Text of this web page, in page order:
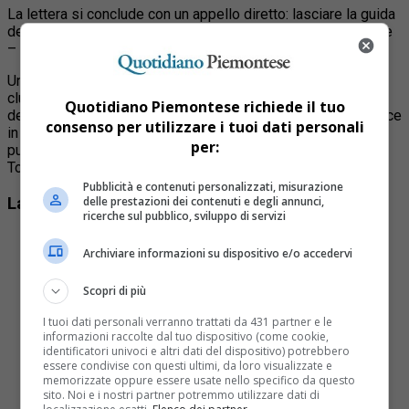
La lettera si conclude con un appello diretto: lasciare la guida
del Torino «con più stile» rispetto a come – secondo l’autore
– era iniziata l’avventura sotto la Mole oltre vent’anni fa.
Un messaggio che riflette la tensione crescente attorno al
club granata. In attesa di eventuali repliche ufficiali da parte
del presidente Cairo o della società, il documento si inserisce
in un dibattito che da tempo divide tifoseria, opinione
pubblica e addetti ai lavori sul presente e sul futuro del
Torino.
La lettera aperta di Marengo a Cairo
Egr. dott.Urbano Cairo,
sono a inviarle queste poche righe, che penso
Mondo Granata, per palesarle come la sua
presenza ai vertici del Torino FC sia ormai
divenuta esclusiva fonte di diffuso malessere.
Malessere in primis per lei, ormai additato al
ludibrio nella maggior parte degli Stadi d’Italia e
fatto sin’anche oggetto di scritte ingiuriose su
muri, strade e cartellonistica del suo paese
Quotidiano Piemontese richiede il tuo
consenso per utilizzare i tuoi dati personali
per:
Pubblicità e contenuti personalizzati, misurazione
delle prestazioni dei contenuti e degli annunci,
ricerche sul pubblico, sviluppo di servizi
Archiviare informazioni su dispositivo e/o accedervi
Scopri di più
I tuoi dati personali verranno trattati da 431 partner e le
informazioni raccolte dal tuo dispositivo (come cookie,
identificatori univoci e altri dati del dispositivo) potrebbero
essere condivise con questi ultimi, da loro visualizzate e
memorizzate oppure essere usate nello specifico da questo
sito. Noi e i nostri partner potremmo utilizzare dati di